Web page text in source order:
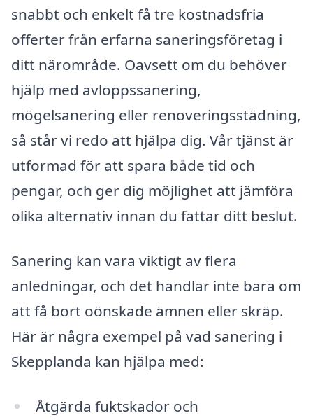
snabbt och enkelt få tre kostnadsfria
offerter från erfarna saneringsföretag i
ditt närområde. Oavsett om du behöver
hjälp med avloppssanering,
mögelsanering eller renoveringsstädning,
så står vi redo att hjälpa dig. Vår tjänst är
utformad för att spara både tid och
pengar, och ger dig möjlighet att jämföra
olika alternativ innan du fattar ditt beslut.
Sanering kan vara viktigt av flera
anledningar, och det handlar inte bara om
att få bort oönskade ämnen eller skräp.
Här är några exempel på vad sanering i
Skepplanda kan hjälpa med:
Åtgärda fuktskador och